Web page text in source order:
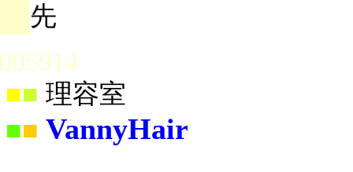
先
■ 理容室
■■ VannyHair